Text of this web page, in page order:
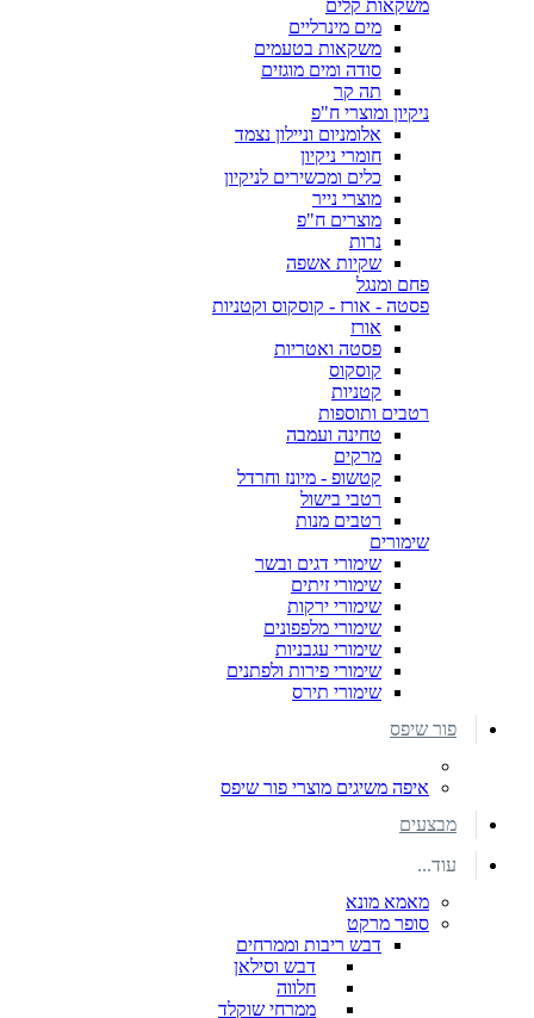
משקאות קלים
מים מינרליים
משקאות בטעמים
סודה ומים מוגזים
תה קר
ניקיון ומוצרי ח"פ
אלומניום וניילון נצמד
חומרי ניקיון
כלים ומכשירים לניקיון
מוצרי נייר
מוצרים ח"פ
נרות
שקיות אשפה
פחם ומנגל
פסטה - אורז - קוסקוס וקטניות
אורז
פסטה ואטריות
קוסקוס
קטניות
רטבים ותוספות
טחינה ועמבה
מרקים
קטשופ - מיונז וחרדל
רטבי בישול
רטבים מנות
שימורים
שימורי דגים ובשר
שימורי זיתים
שימורי ירקות
שימורי מלפפונים
שימורי עגבניות
שימורי פירות ולפתנים
שימורי תירס
פור שיפס
איפה משיגים מוצרי פור שיפס
מבצעים
עוד...
מאמא מונא
סופר מרקט
דבש ריבות וממרחים
דבש וסילאן
חלווה
ממרחי שוקלד